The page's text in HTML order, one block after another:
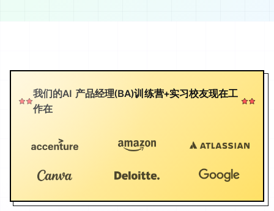
我们的AI 产品经理(BA)训练营+实习校友现在工
作在